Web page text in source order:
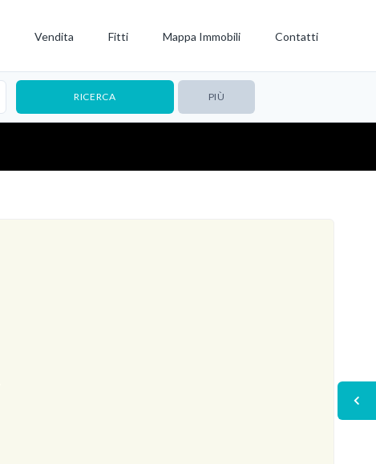
Vendita Fitti Mappa Immobili Contatti
PIÙ